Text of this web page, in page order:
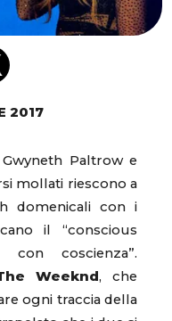
2017
Paltrow e
mollati riescono a
domenicali con i
il “conscious
con coscienza”.
Weeknd, che
ogni traccia della